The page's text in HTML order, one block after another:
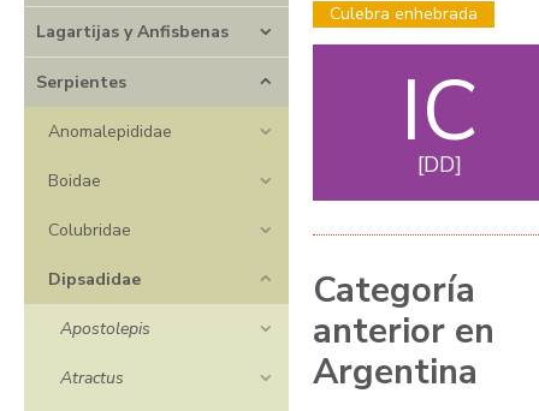
Lagartijas y Anfisbenas
Serpientes
Anomalepididae
Boidae
Colubridae
Dipsadidae
Apostolepis
Atractus
Culebra enhebrada
IC
DD
Categoría
anterior en
Argentina